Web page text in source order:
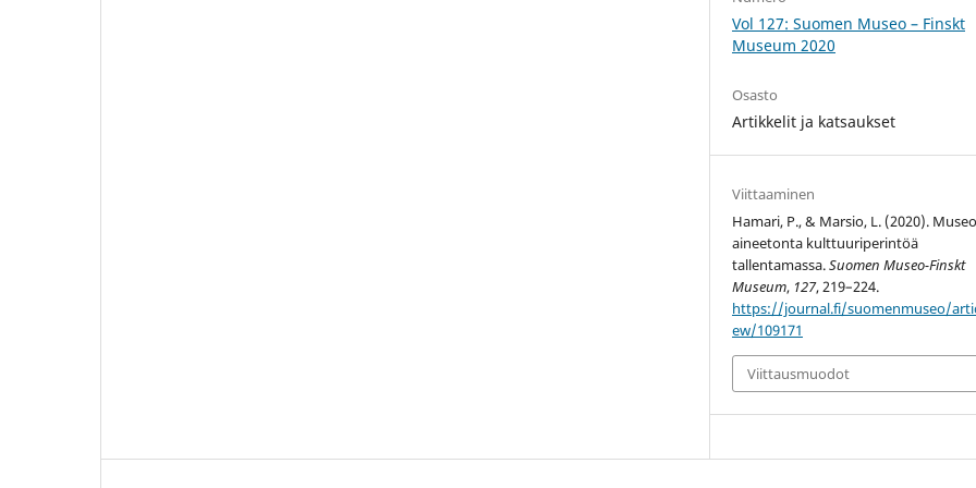
Vol 127: Suomen Museo – Finskt
Museum 2020
Osasto
Artikkelit ja katsaukset
Viittaaminen
Hamari, P., & Marsio, L. (2020).
aineetonta kulttuuriperintöä
tallentamassa.Suomen Museo-Finskt
Museum, 127, 219–224.
https://journal.fi/suomenmuseo/
ew/109171
Viittausmuodot